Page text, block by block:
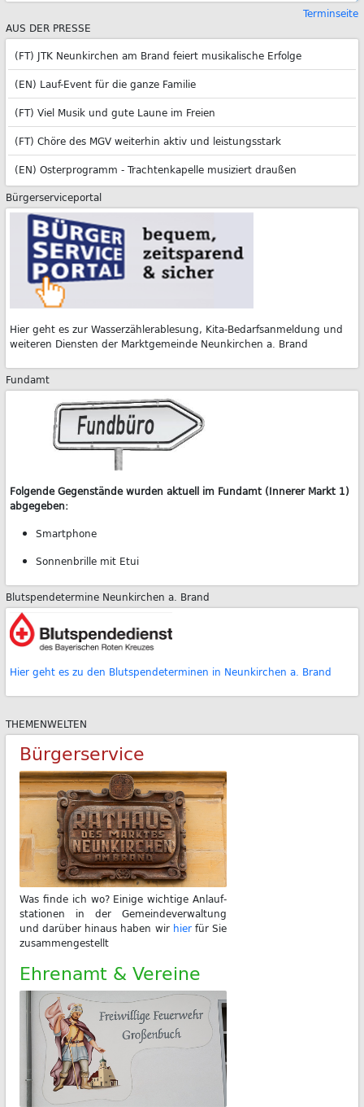
Terminseite
AUS DER PRESSE
(FT) JTK Neunkirchen am Brand feiert musikalische Erfolge
(EN) Lauf-Event für die ganze Familie
(FT) Viel Musik und gute Laune im Freien
(FT) Chöre des MGV weiterhin aktiv und leistungsstark
(EN) Osterprogramm - Trachtenkapelle musiziert draußen
Bürgerserviceportal
Hier geht es zur Wasserzählerablesung, Kita-Bedarfsanmeldung und
weiteren Diensten der Marktgemeinde Neunkirchen a. Brand
Fundamt
Folgende Gegenstände wurden aktuell im Fundamt (Innerer Markt 1)
abgegeben:
Smartphone
Sonnenbrille mit Etui
Blutspendetermine Neunkirchen a. Brand
Hier geht es zu den Blutspendeterminen in Neunkirchen a. Brand
THEMENWELTEN
Bürgerservice
Was fin­de ich wo? Ei­ni­ge wich­ti­ge An­lauf­
sta­tio­nen in der Ge­mein­de­ver­wal­tung
und dar­über hin­aus ha­ben wir hierfür Sie
zu­sam­men­ge­stellt
Ehrenamt & Vereine